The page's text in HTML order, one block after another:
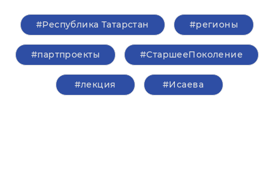
#Республика Татарстан #регионы
#партпроекты #СтаршееПоколение
#лекция #Исаева